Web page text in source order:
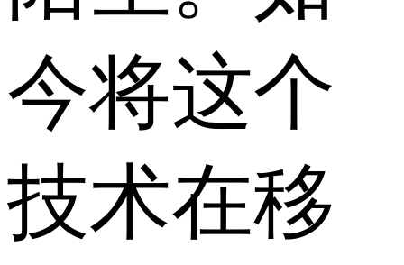
今将这个
技术在移